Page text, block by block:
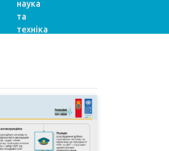
наука
та
техніка